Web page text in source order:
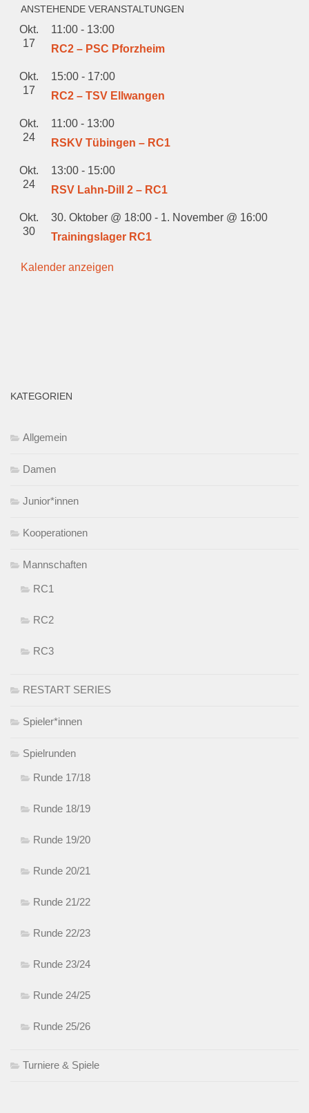
ANSTEHENDE VERANSTALTUNGEN
Okt.
17
11:00 - 13:00
RC2 – PSC Pforzheim
Okt.
17
15:00 - 17:00
RC2 – TSV Ellwangen
Okt.
24
11:00 - 13:00
RSKV Tübingen – RC1
Okt.
24
13:00 - 15:00
RSV Lahn-Dill 2 – RC1
Okt.
30
30. Oktober @ 18:00 - 1. November @ 16:00
Trainingslager RC1
Kalender anzeigen
KATEGORIEN
Allgemein
Damen
Junior*innen
Kooperationen
Mannschaften
RC1
RC2
RC3
RESTART SERIES
Spieler*innen
Spielrunden
Runde 17/18
Runde 18/19
Runde 19/20
Runde 20/21
Runde 21/22
Runde 22/23
Runde 23/24
Runde 24/25
Runde 25/26
Turniere & Spiele